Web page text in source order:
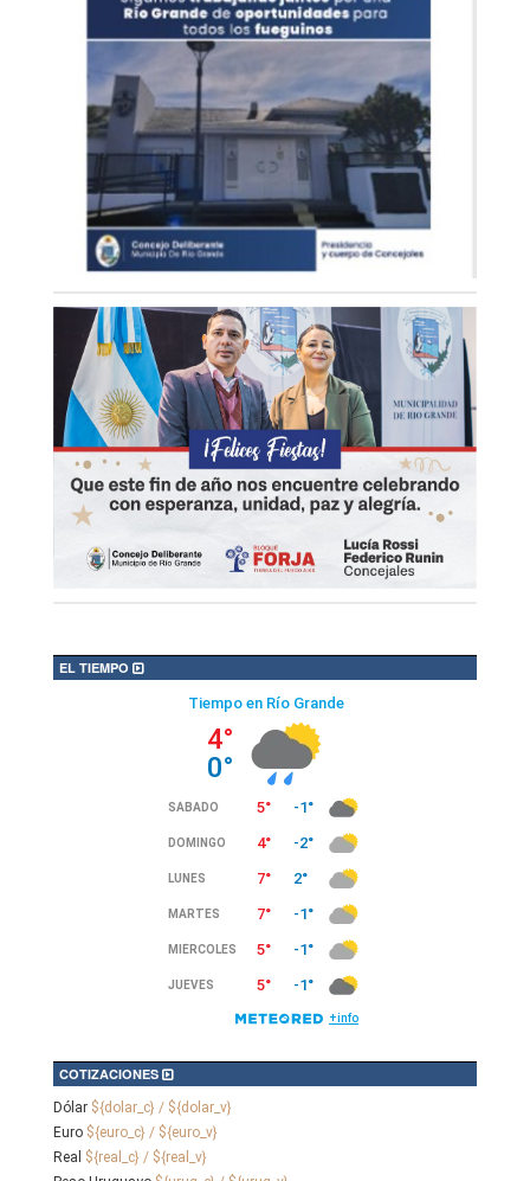
EL TIEMPO
COTIZACIONES
Dólar ${dolar_c} / ${dolar_v}
Euro ${euro_c} / ${euro_v}
Real ${real_c} / ${real_v}